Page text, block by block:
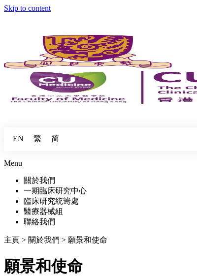
Skip to content
EN 繁 简
Menu
關於我們
一期臨床研究中心
臨床研究統籌處
醫療器械組
聯絡我們
主頁 > 關於我們 > 願景和使命
願景和使命